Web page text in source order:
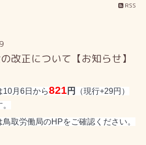
RSS
改正について【お知らせ】
10月6日から821円 （現行+29円）
取労働局のHPをご確認ください。